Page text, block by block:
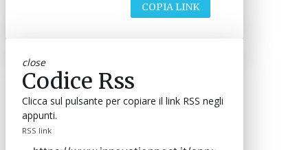
COPIA LINK
close
Codice Rss
Clicca sul pulsante per copiare il link RSS negli
appunti.
RSS link